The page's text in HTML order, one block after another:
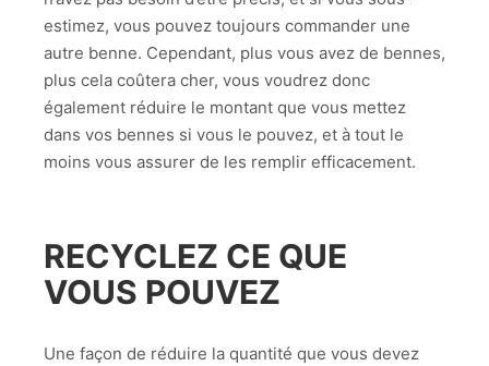
estimez, vous pouvez toujours commander une
autre benne. Cependant, plus vous avez de bennes,
plus cela coûtera cher, vous voudrez donc
également réduire le montant que vous mettez
dans vos bennes si vous le pouvez, et à tout le
moins vous assurer de les remplir efficacement.
RECYCLEZ CE QUE
VOUS POUVEZ
Une façon de réduire la quantité que vous devez